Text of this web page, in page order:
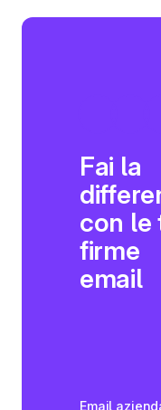
Fai la
con le
firme
email
Email